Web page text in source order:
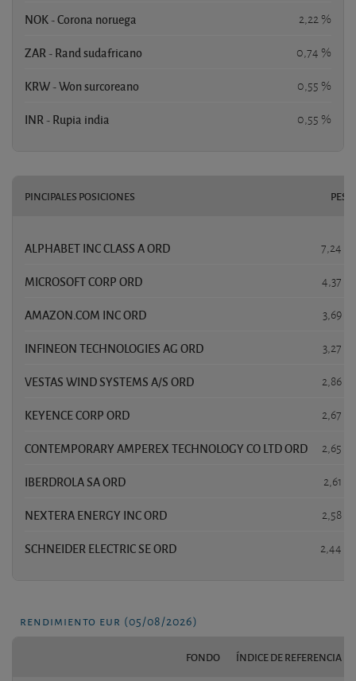
NOK - Corona noruega 2,22 %
ZAR - Rand sudafricano 0,74 %
KRW - Won surcoreano 0,55 %
INR - Rupia india 0,55 %
PINCIPALES POSICIONES PESO
ALPHABET INC CLASS A ORD 7,24 %
MICROSOFT CORP ORD 4,37 %
AMAZON.COM INC ORD 3,69 %
INFINEON TECHNOLOGIES AG ORD 3,27 %
VESTAS WIND SYSTEMS A/S ORD 2,86 %
KEYENCE CORP ORD 2,67 %
CONTEMPORARY AMPEREX TECHNOLOGY CO LTD ORD 2,65 %
IBERDROLA SA ORD 2,61 %
NEXTERA ENERGY INC ORD 2,58 %
SCHNEIDER ELECTRIC SE ORD 2,44 %
rendimiento eur (05/08/2026)
FONDO ÍNDICE DE REFERENCIA